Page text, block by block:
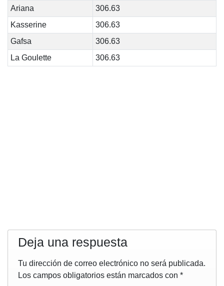
Ariana
306.63
Kasserine
306.63
Gafsa
306.63
La Goulette
306.63
Deja una respuesta
Tu dirección de correo electrónico no será publicada.
Los campos obligatorios están marcados con *